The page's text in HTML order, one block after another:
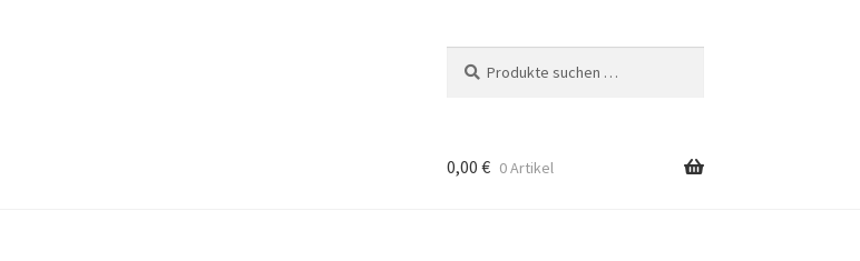
nach:
0,00 € 0 Artikel